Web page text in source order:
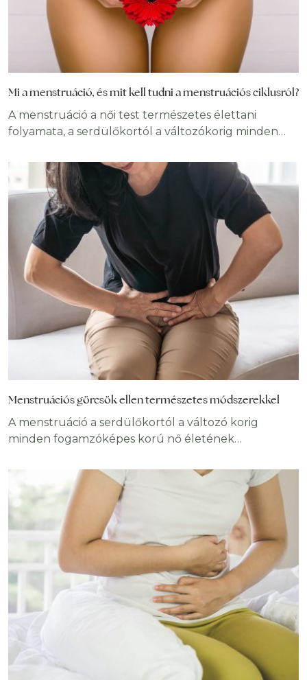
Mi a menstruáció, és mit kell tudni a menstruációs ciklusról?
A menstruáció a női test természetes élettani
folyamata, a serdülőkortól a változókorig minden
női test egészségesen működik, és készen áll a
gyermekvállalásra. A menstruáció jelentése A
serdülőkor beköszöntétől kezdve a női test nagy
változásokon megy keresztül. Minden hónapban
megérik egy petesejt, és a petevezetéken át a méh
Menstruációs görcsök ellen természetes módszerekkel
A menstruáció a serdülőkortól a változó korig
minden fogamzóképes korú nő életének
nehezebben viseli azt a 4-7 napot, amely során a
méh megvastagodott nyálkahártyája leválik a
méhfalról, és vérzés formájában távozik a
szervezetből. Sokan érzik magukat gyengének,
ingerültnek ebben az időszakban, vagy tapasztalnak
huzamosabb ideig tartó alhasi görcsöket. Jó hír